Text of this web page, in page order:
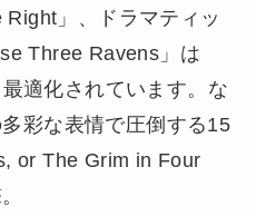
Right」、ドラマティッ
Three Ravens」は
適化されています。な
彩な表情で圧倒する15
or The Grim in Four